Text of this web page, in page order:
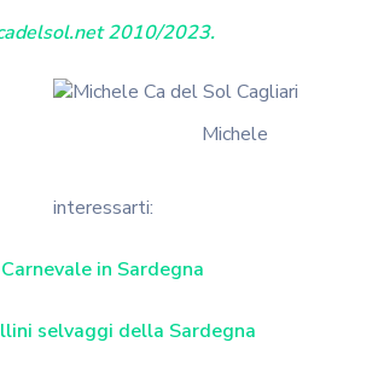
2010/2023.
Michele
interessarti:
Carnevale in Sardegna
selvaggi della Sardegna